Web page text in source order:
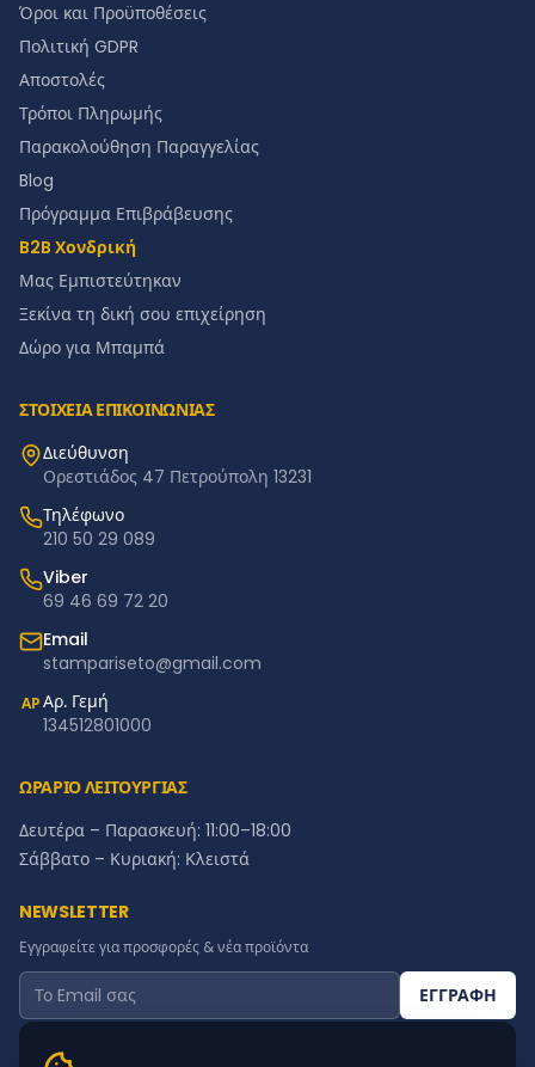
Όροι και Προϋποθέσεις
Πολιτική GDPR
Αποστολές
Τρόποι Πληρωμής
Παρακολούθηση Παραγγελίας
Blog
Πρόγραμμα Επιβράβευσης
B2B Χονδρική
Μας Εμπιστεύτηκαν
Ξεκίνα τη δική σου επιχείρηση
Δώρο για Μπαμπά
ΣΤΟΙΧΕΙΑ ΕΠΙΚΟΙΝΩΝΙΑΣ
Διεύθυνση
Ορεστιάδος 47 Πετρούπολη 13231
Τηλέφωνο
210 50 29 089
Viber
69 46 69 72 20
Email
stampariseto@gmail.com
ΑΡΑρ. Γεμή
134512801000
ΩΡΑΡΙΟ ΛΕΙΤΟΥΡΓΙΑΣ
Δευτέρα – Παρασκευή: 11:00–18:00
Σάββατο – Κυριακή: Κλειστά
NEWSLETTER
Εγγραφείτε για προσφορές & νέα προϊόντα
ΕΓΓΡΑΦΗ